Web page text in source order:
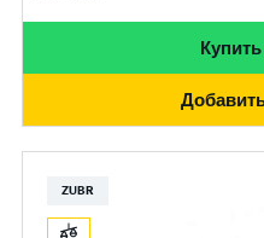
ZUBR